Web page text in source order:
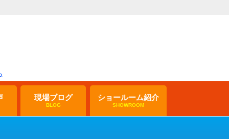
現場ブログ
BLOG
ショールーム紹介
SHOWROOM